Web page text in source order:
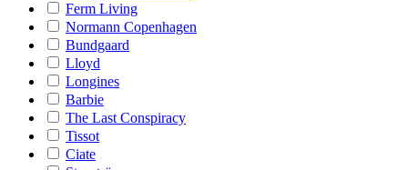
Ferm Living
Normann Copenhagen
Bundgaard
Lloyd
Longines
Barbie
The Last Conspiracy
Tissot
Ciate